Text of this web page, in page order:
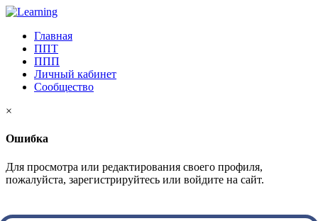
Главная
ППТ
ППП
Личный кабинет
Сообщество
×
Ошибка
Для просмотра или редактирования своего профиля,
пожалуйста, зарегистрируйтесь или войдите на сайт.